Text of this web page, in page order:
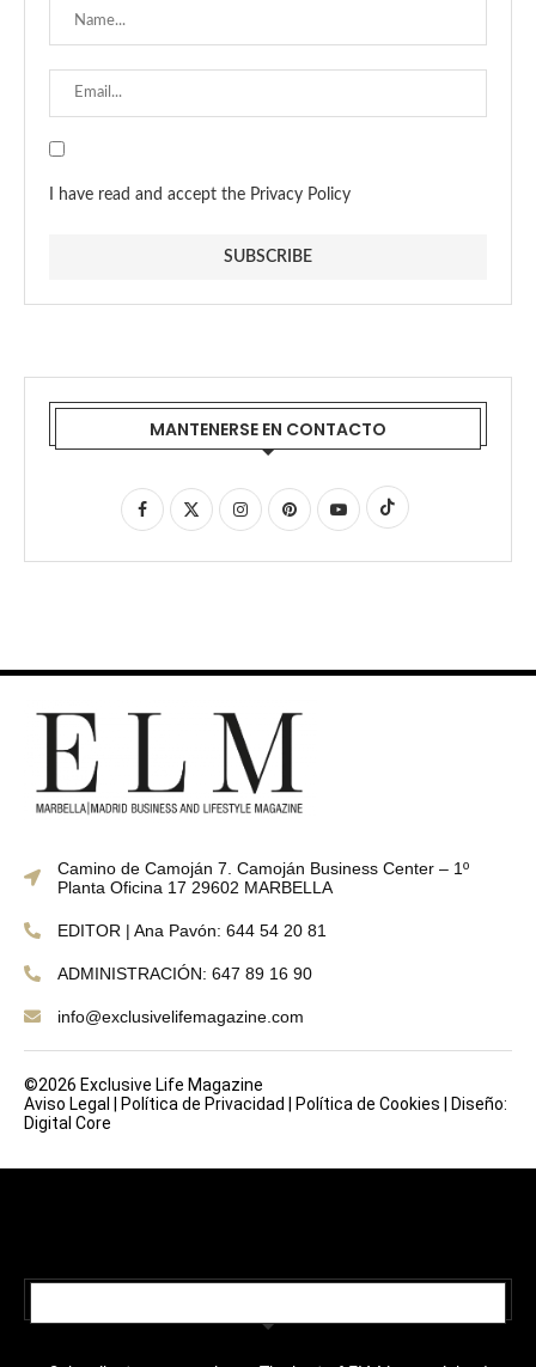
I have read and accept the Privacy Policy
MANTENERSE EN CONTACTO
Camino de Camoján 7. Camoján Business Center – 1º
Planta Oficina 17 29602 MARBELLA
EDITOR | Ana Pavón: 644 54 20 81
ADMINISTRACIÓN: 647 89 16 90
info@exclusivelifemagazine.com
©2026 Exclusive Life Magazine
Aviso Legal | Política de Privacidad | Política de Cookies | Diseño:
Digital Core